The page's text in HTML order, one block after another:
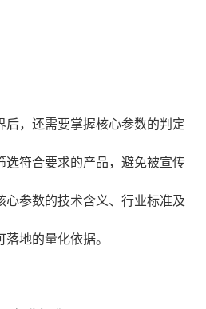
后，还需要掌握核心参数的判定
选符合要求的产品，避免被宣传
心参数的技术含义、行业标准及
地的量化依据。